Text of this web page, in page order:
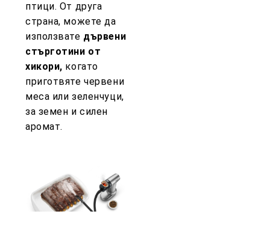
птици. От друга
страна, можете да
използвате дървени
стърготини от
хикори, когато
приготвяте червени
меса или зеленчуци,
за земен и силен
аромат.